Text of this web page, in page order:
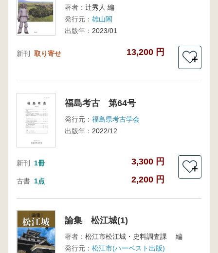
著者： 辻秀人 編
発行元： 雄山閣
出版年： 2023/01
新刊 取り寄せ 13,200 円
＋
福島考古 第64号
発行元： 福島県考古学会
出版年： 2022/12
新刊 1冊 3,300 円
古書 1点 2,200 円
＋
論集 松江城(1)
著者： 松江市松江城・史料調査課 編
発行元： 松江市(ハーベスト出版)